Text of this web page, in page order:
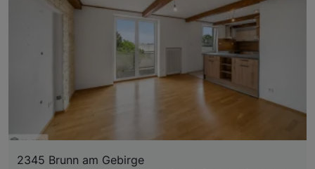
2345 Brunn am Gebirge